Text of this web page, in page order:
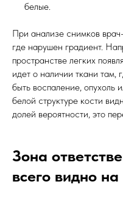
белые.
При анализе снимков
где нарушен градиент.
пространстве легких
идет о наличии ткани там,
быть воспаление, опухоль
белой структуре кости
долей вероятности, это
Зона
всего видно